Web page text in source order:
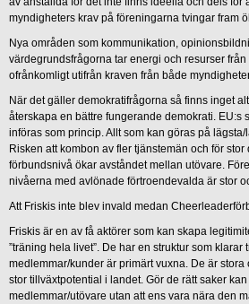
myndigheters krav på föreningarna tvingar fram
Nya områden som kommunikation,
värdegrundsfrågorna tar energi och resurser
ofrånkomligt utifrån kraven från både
När det gäller demokratifrågorna så finns inget
återskapa en bättre fungerande demokrati. EU:s
införas som princip. Allt som kan göras på
Risken att kombon av fler tjänstemän och för
förbundsnivå ökar avståndet mellan utövare.
nivåerna med avlönade förtroendevalda är stor
Att Friskis inte blev invald medan
Friskis är en av få aktörer som kan skapa
”träning hela livet”. De har en struktur som
medlemmar/kunder är primärt vuxna. De är
stor tillväxtpotential i landet. Gör de rätt saker
medlemmar/utövare utan att ens vara nära den